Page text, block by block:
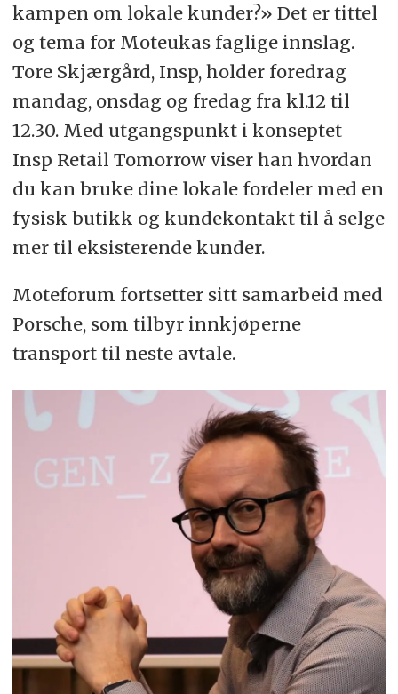
kampen om lokale kunder?» Det er tittel
og tema for Moteukas faglige innslag.
Tore Skjærgård, Insp, holder foredrag
mandag, onsdag og fredag fra kl.12 til
12.30. Med utgangspunkt i konseptet
Insp Retail Tomorrow viser han hvordan
du kan bruke dine lokale fordeler med en
fysisk butikk og kundekontakt til å selge
mer til eksisterende kunder.
Moteforum fortsetter sitt samarbeid med
Porsche, som tilbyr innkjøperne
transport til neste avtale.